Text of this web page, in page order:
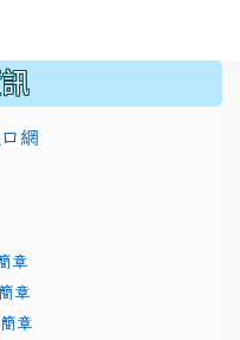
網
modules/
章
章
章